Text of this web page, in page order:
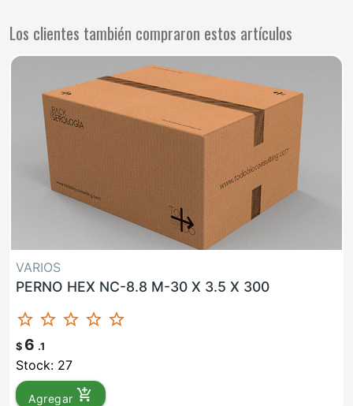
Los clientes también compraron estos artículos
VARIOS
PERNO HEX NC-8.8 M-30 X 3.5 X 300
star_border star_border star_border star_border star_border
$ 6 .1
Stock: 27
Agregar add_shopping_cart